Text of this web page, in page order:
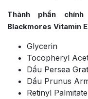
Thành phần
Blackmores Vitamin
Glycerin
Tocopheryl
Dầu Persea
Dầu Prunus
Retinyl